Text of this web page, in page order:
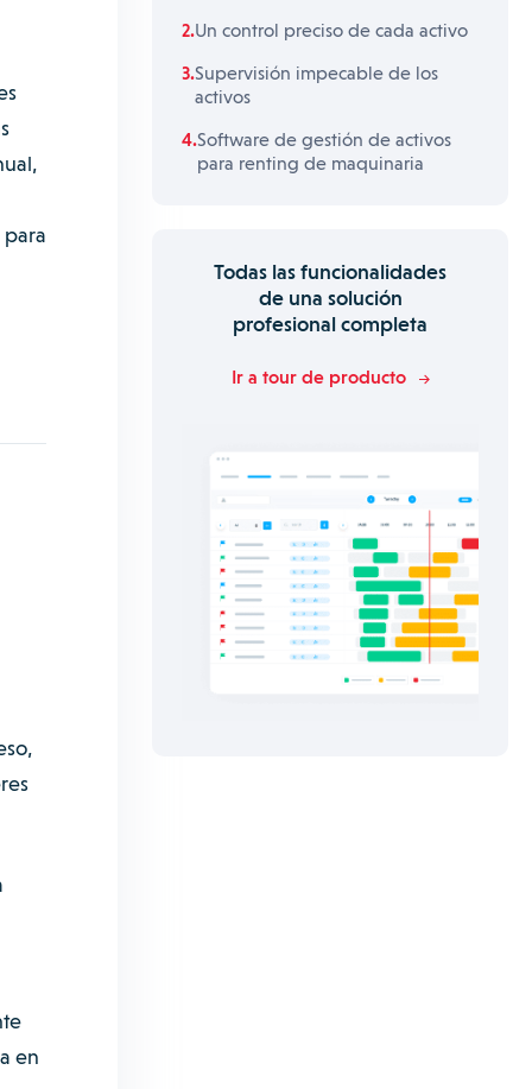
en
Un control preciso de cada activo
Supervisión impecable de los
activos
Software de gestión de activos
para renting de maquinaria
Todas las funcionalidades
de una solución
profesional completa
Ir a tour de producto